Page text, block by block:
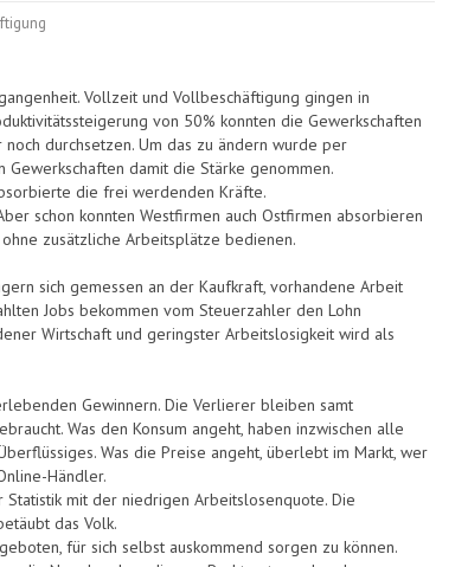
Vollzeit und Vollbeschäftigung gingen in
von 50% konnten die Gewerkschaften
durchsetzen. Um das zu ändern wurde per
damit die Stärke genommen.
die frei werdenden Kräfte.
schon konnten Westfirmen auch Ostfirmen absorbieren
zusätzliche Arbeitsplätze bedienen.
sich gemessen an der Kaufkraft, vorhandene Arbeit
Jobs bekommen vom Steuerzahler den Lohn
Wirtschaft und geringster Arbeitslosigkeit wird als
Gewinnern. Die Verlierer bleiben samt
Was den Konsum angeht, haben inzwischen alle
Was die Preise angeht, überlebt im Markt, wer
Händler.
mit der niedrigen Arbeitslosenquote. Die
das Volk.
für sich selbst auskommend sorgen zu können.